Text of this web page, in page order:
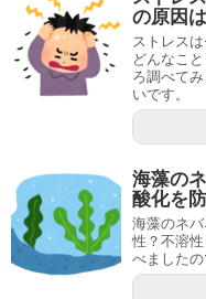
の原因
ストレス
どんなこ
ろ調べて
いです。
海藻の
酸化を
海藻のネ
性？不溶
べましたの